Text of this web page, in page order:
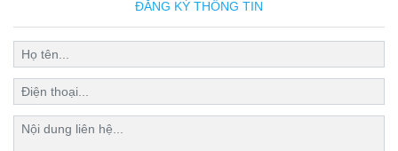
ĐĂNG KÝ THÔNG TIN